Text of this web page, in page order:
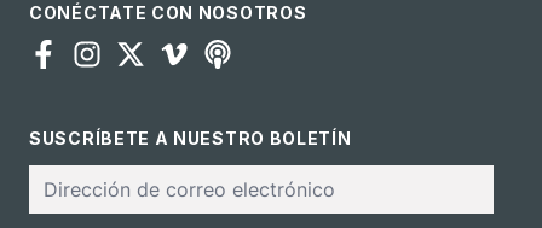
CONÉCTATE CON NOSOTROS
SUSCRÍBETE A NUESTRO BOLETÍN
electrónico